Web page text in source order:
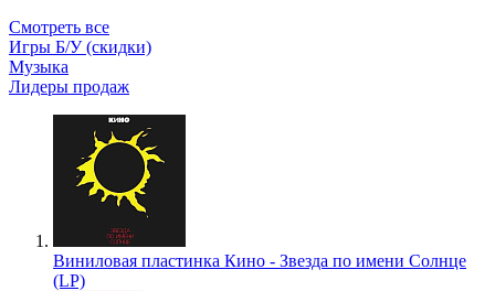
Смотреть все
Игры Б/У (скидки)
Музыка
Лидеры продаж
Виниловая пластинка Кино - Звезда по имени Солнце
(LP)